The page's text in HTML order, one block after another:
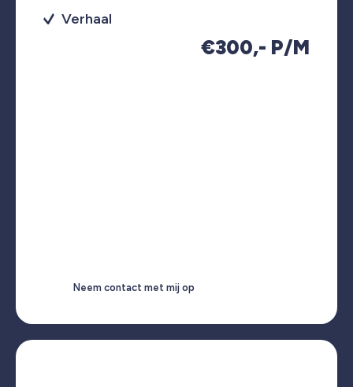
Verhaal
€300,- P/M
Neem contact met mij op